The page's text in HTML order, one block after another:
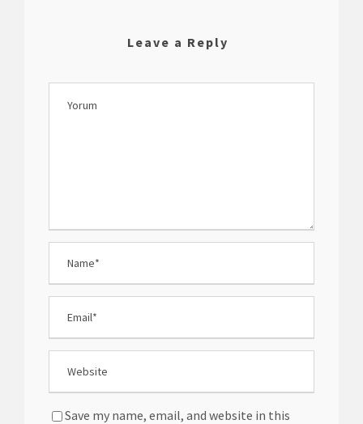
Leave a Reply
Save my name, email, and website in this